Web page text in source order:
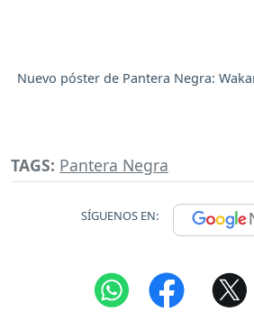
Nuevo póster de Pantera Negra:
TAGS: Pantera Negra
SÍGUENOS EN: